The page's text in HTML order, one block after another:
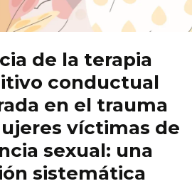
de la terapia
conductual
en el trauma
víctimas de
sexual: una
sistemática